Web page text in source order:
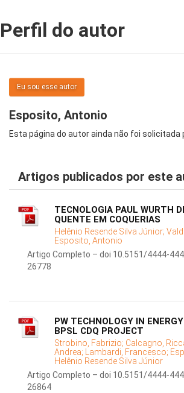
Perfil do autor
Eu sou esse autor
Esposito, Antonio
Esta página do autor ainda não foi solicitada
Artigos publicados por este
TECNOLOGIA PAUL WURTH
QUENTE EM COQUERIAS
Helênio Resende Silva Júnior;
Esposito, Antonio
Artigo Completo – doi 10.5151/4444-
26778
PW TECHNOLOGY IN
BPSL CDQ PROJECT
Strobino, Fabrizio; Calcagno,
Andrea; Lambardi, Francesco;
Helênio Resende Silva Júnior
Artigo Completo – doi 10.5151/4444-
26864